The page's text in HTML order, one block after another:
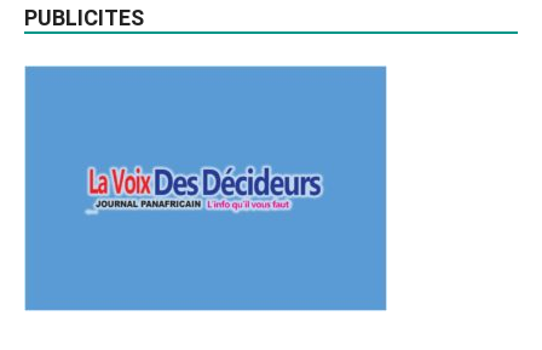
PUBLICITES